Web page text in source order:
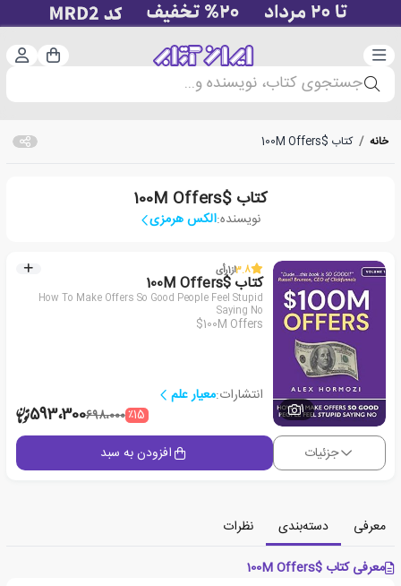
دسته‌بندی سبد
جستجوی کتاب، نویسنده و...
خانه / کتاب $100M Offers
کتاب $100M Offers
نویسنده:الکس هرمزی
1
3.8از1رأی
کتاب $100M Offers
How To Make Offers So Good People Feel Stupid
Saying No
$100M Offers
انتشارات:معیار علم
٪15698،000593،300
جزئیات افزودن به سبد
معرفی دسته‌بندی
نظرات
معرفی کتاب $100M Offers